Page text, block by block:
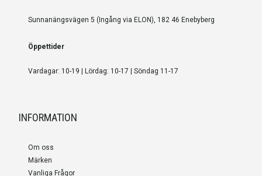
Sunnanängsvägen 5 (Ingång via ELON), 182 46 Enebyberg
Öppettider
Vardagar: 10-19 | Lördag: 10-17 | Söndag 11-17
INFORMATION
Om oss
Märken
Vanliga Frågor